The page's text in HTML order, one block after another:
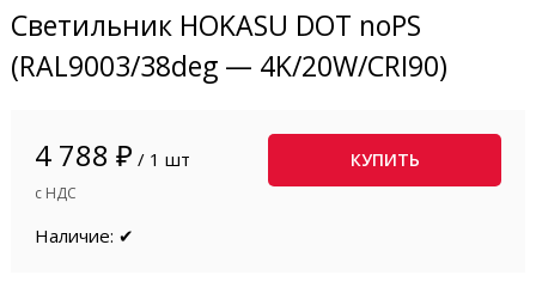
Светильник HOKASU DOT noPS
(RAL9003/38deg — 4K/20W/CRI90)
4 788 ₽ / 1 шт
с НДС
КУПИТЬ
Наличие: ✔